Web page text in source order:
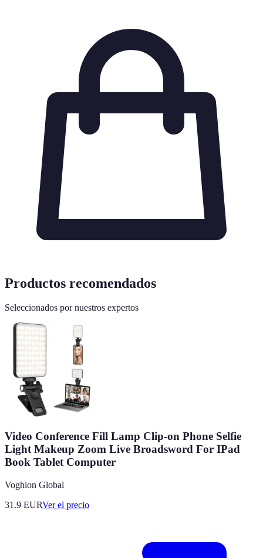
Productos recomendados
Seleccionados por nuestros expertos
Video Conference Fill Lamp Clip-on Phone Selfie
Light Makeup Zoom Live Broadsword For IPad
Book Tablet Computer
Voghion Global
31.9 EURVer el precio